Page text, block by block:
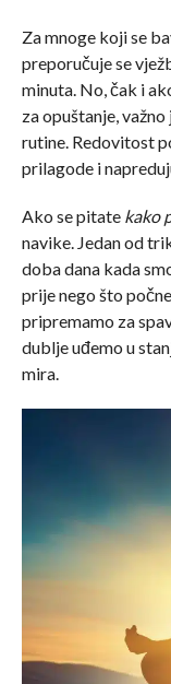
Za mnoge koji se
preporučuje se
minuta. No, čak i
za opuštanje,
rutine. Redovitost
prilagode i
Ako se pitate kako
navike. Jedan od
doba dana kada
prije nego što
pripremamo za
dublje uđemo u
mira.